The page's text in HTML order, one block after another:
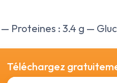
Proteines : 3.4 g —
Téléchargez